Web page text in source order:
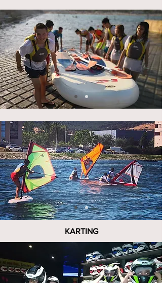
KARTING